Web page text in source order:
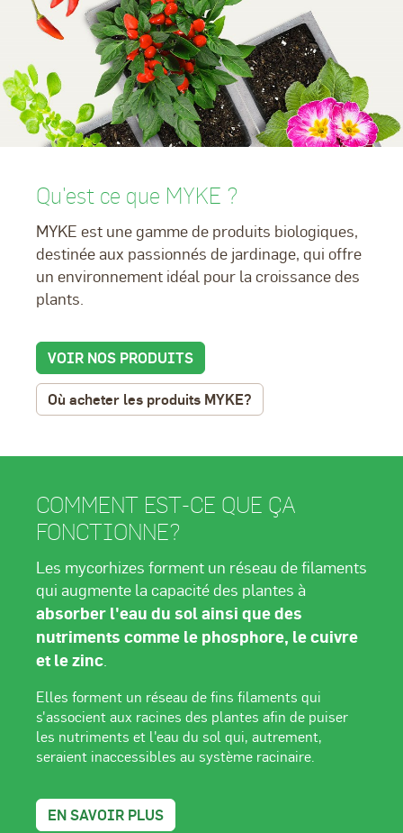
Qu'est ce que MYKE ?
MYKE est une gamme de produits biologiques,
destinée aux passionnés de jardinage, qui offre
un environnement idéal pour la croissance des
plants.
VOIR NOS PRODUITS
Où acheter les produits MYKE?
COMMENT EST-CE QUE ÇA
FONCTIONNE?
Les mycorhizes forment un réseau de filaments
qui augmente la capacité des plantes à
absorber l'eau du sol ainsi que des
nutriments comme le phosphore, le cuivre
et le zinc
Elles forment un réseau de fins filaments qui
s'associent aux racines des plantes afin de puiser
les nutriments et l'eau du sol qui, autrement,
seraient inaccessibles au système racinaire.
EN SAVOIR PLUS